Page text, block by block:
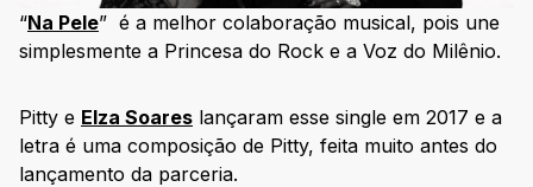
“Na Pele” é a melhor colaboração musical, pois une
simplesmente a Princesa do Rock e a Voz do Milênio.
Pitty e Elza Soares lançaram esse single em 2017 e a
letra é uma composição de Pitty, feita muito antes do
lançamento da parceria.